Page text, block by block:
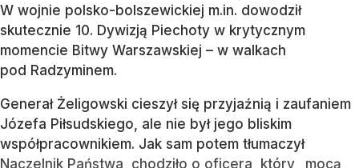
W wojnie polsko-bolszewickiej m.in. dowodził
skutecznie 10. Dywizją Piechoty w krytycznym
momencie Bitwy Warszawskiej – w walkach
pod Radzyminem.
Generał Żeligowski cieszył się przyjaźnią i zaufaniem
Józefa Piłsudskiego, ale nie był jego bliskim
współpracownikiem. Jak sam potem tłumaczył
Naczelnik Państwa, chodziło o oficera, który „mocą